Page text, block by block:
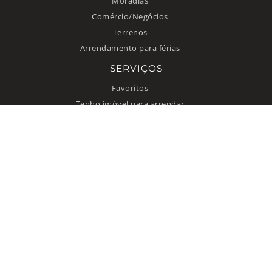
Comércio/Negócios
Terrenos
Arrendamento para férias
SERVIÇOS
Favoritos
Tenho imóvel para arrendar